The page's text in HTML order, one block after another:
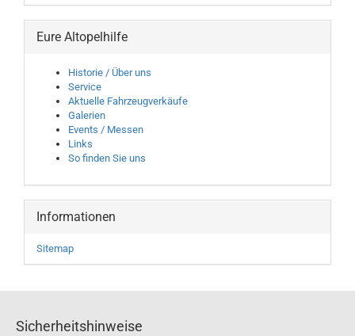
Eure Altopelhilfe
Historie / Über uns
Service
Aktuelle Fahrzeugverkäufe
Galerien
Events / Messen
Links
So finden Sie uns
Informationen
Sitemap
Sicherheitshinweise